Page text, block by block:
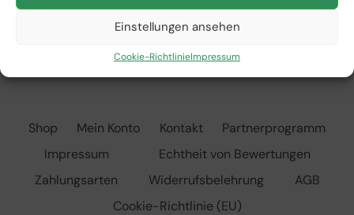
Einstellungen ansehen
Cookie-RichtlinieImpressum
REHE
BUCHECKERN?
Shop Mein Konto Kontakt
Partnerprogramm
Impressum
Echtheit von Bewertungen
Zahlungsarten
Widerrufsbelehrung
AGB
Cookie-Richtlinie (EU)